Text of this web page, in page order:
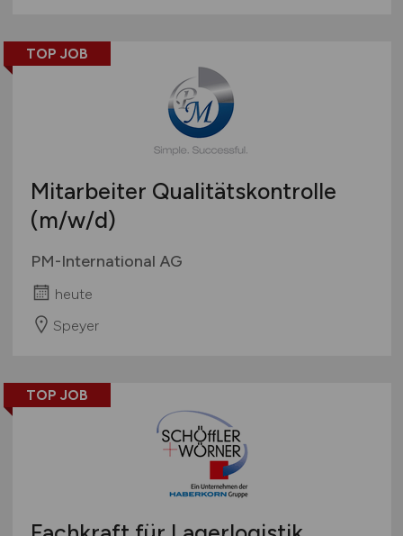
TOP JOB
Mitarbeiter Qualitätskontrolle
(m/w/d)
PM-International AG
heute
Speyer
TOP JOB